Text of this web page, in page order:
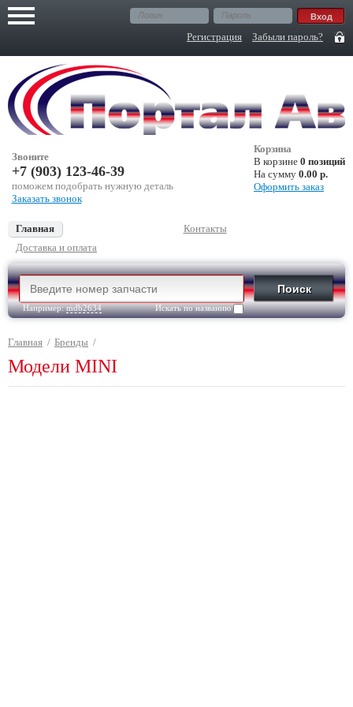
Регистрация Забыли пароль?
Корзина
В корзине 0 позиций
На сумму 0.00 р.
Оформить заказ
Звоните
+7 (903) 123-46-39
поможем подобрать нужную деталь
Заказать звонок
Главная
Контакты
Доставка и оплата
Например:mdb2634 Искать по названию
Главная / Бренды /
Модели MINI